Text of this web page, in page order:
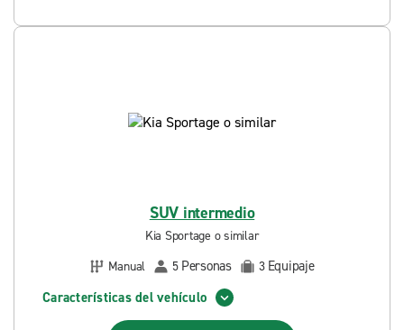
SUV intermedio
Kia Sportage o similar
Manual
5 Personas 3 Equipaje
Características del vehículo